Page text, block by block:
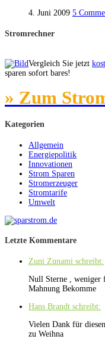
4. Juni 2009 5
Stromrechner
Vergleich Sie jetzt
sparen sofort bares!
» Zum
Kategorien
Allgemein
Energiepolitik
Innovationen
Strom Sparen
Stromerzeuger
Stromtarife
Umwelt
Letzte Kommentare
Zuni Zunami schreibt:
Null Sterne , weniger
Mahnung Bekomme
Hans Brandt schreibt:
Vielen Dank für
zu Weihna